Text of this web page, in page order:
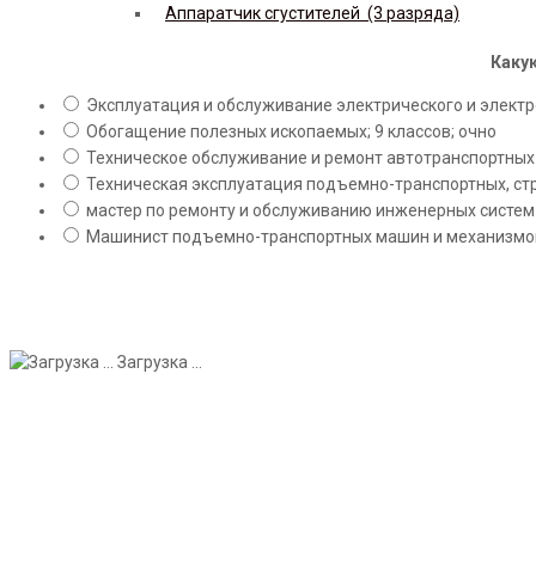
Аппаратчик сгустителей (3 разряда)
Эксплуатация и обслуживание электрического и
Обогащение полезных ископаемых; 9 классов; очно
Техническое обслуживание и ремонт
Техническая эксплуатация подъемно-транспортных,
мастер по ремонту и обслуживанию инженерных
Машинист подъемно-транспортных машин и
Загрузка ...